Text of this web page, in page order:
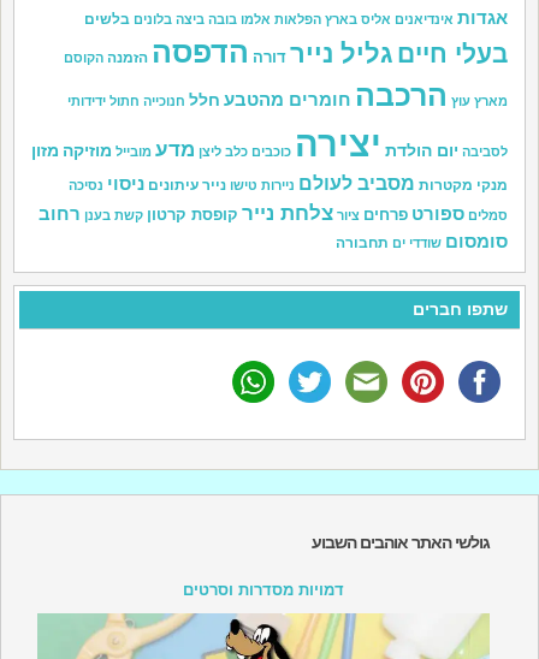
אגדות אינדיאנים אליס בארץ הפלאות אלמו בובה ביצה בלונים בלשים
בעלי חיים גליל נייר דורה הדפסה הזמנה הקוסם
מארץ עוץ הרכבה חומרים מהטבע חלל חנוכייה חתול ידידותי
לסביבה יום הולדת יצירה כוכבים כלב ליצן מדע מובייל מוזיקה מזון
מנקי מקטרות מסביב לעולם ניירות טישו נייר עיתונים ניסוי נסיכה
סמלים ספורט פרחים ציור צלחת נייר קופסת קרטון קשת בענן רחוב
סומסום שודדי ים תחבורה
שתפו חברים
גולשי האתר אוהבים השבוע
דמויות מסדרות וסרטים